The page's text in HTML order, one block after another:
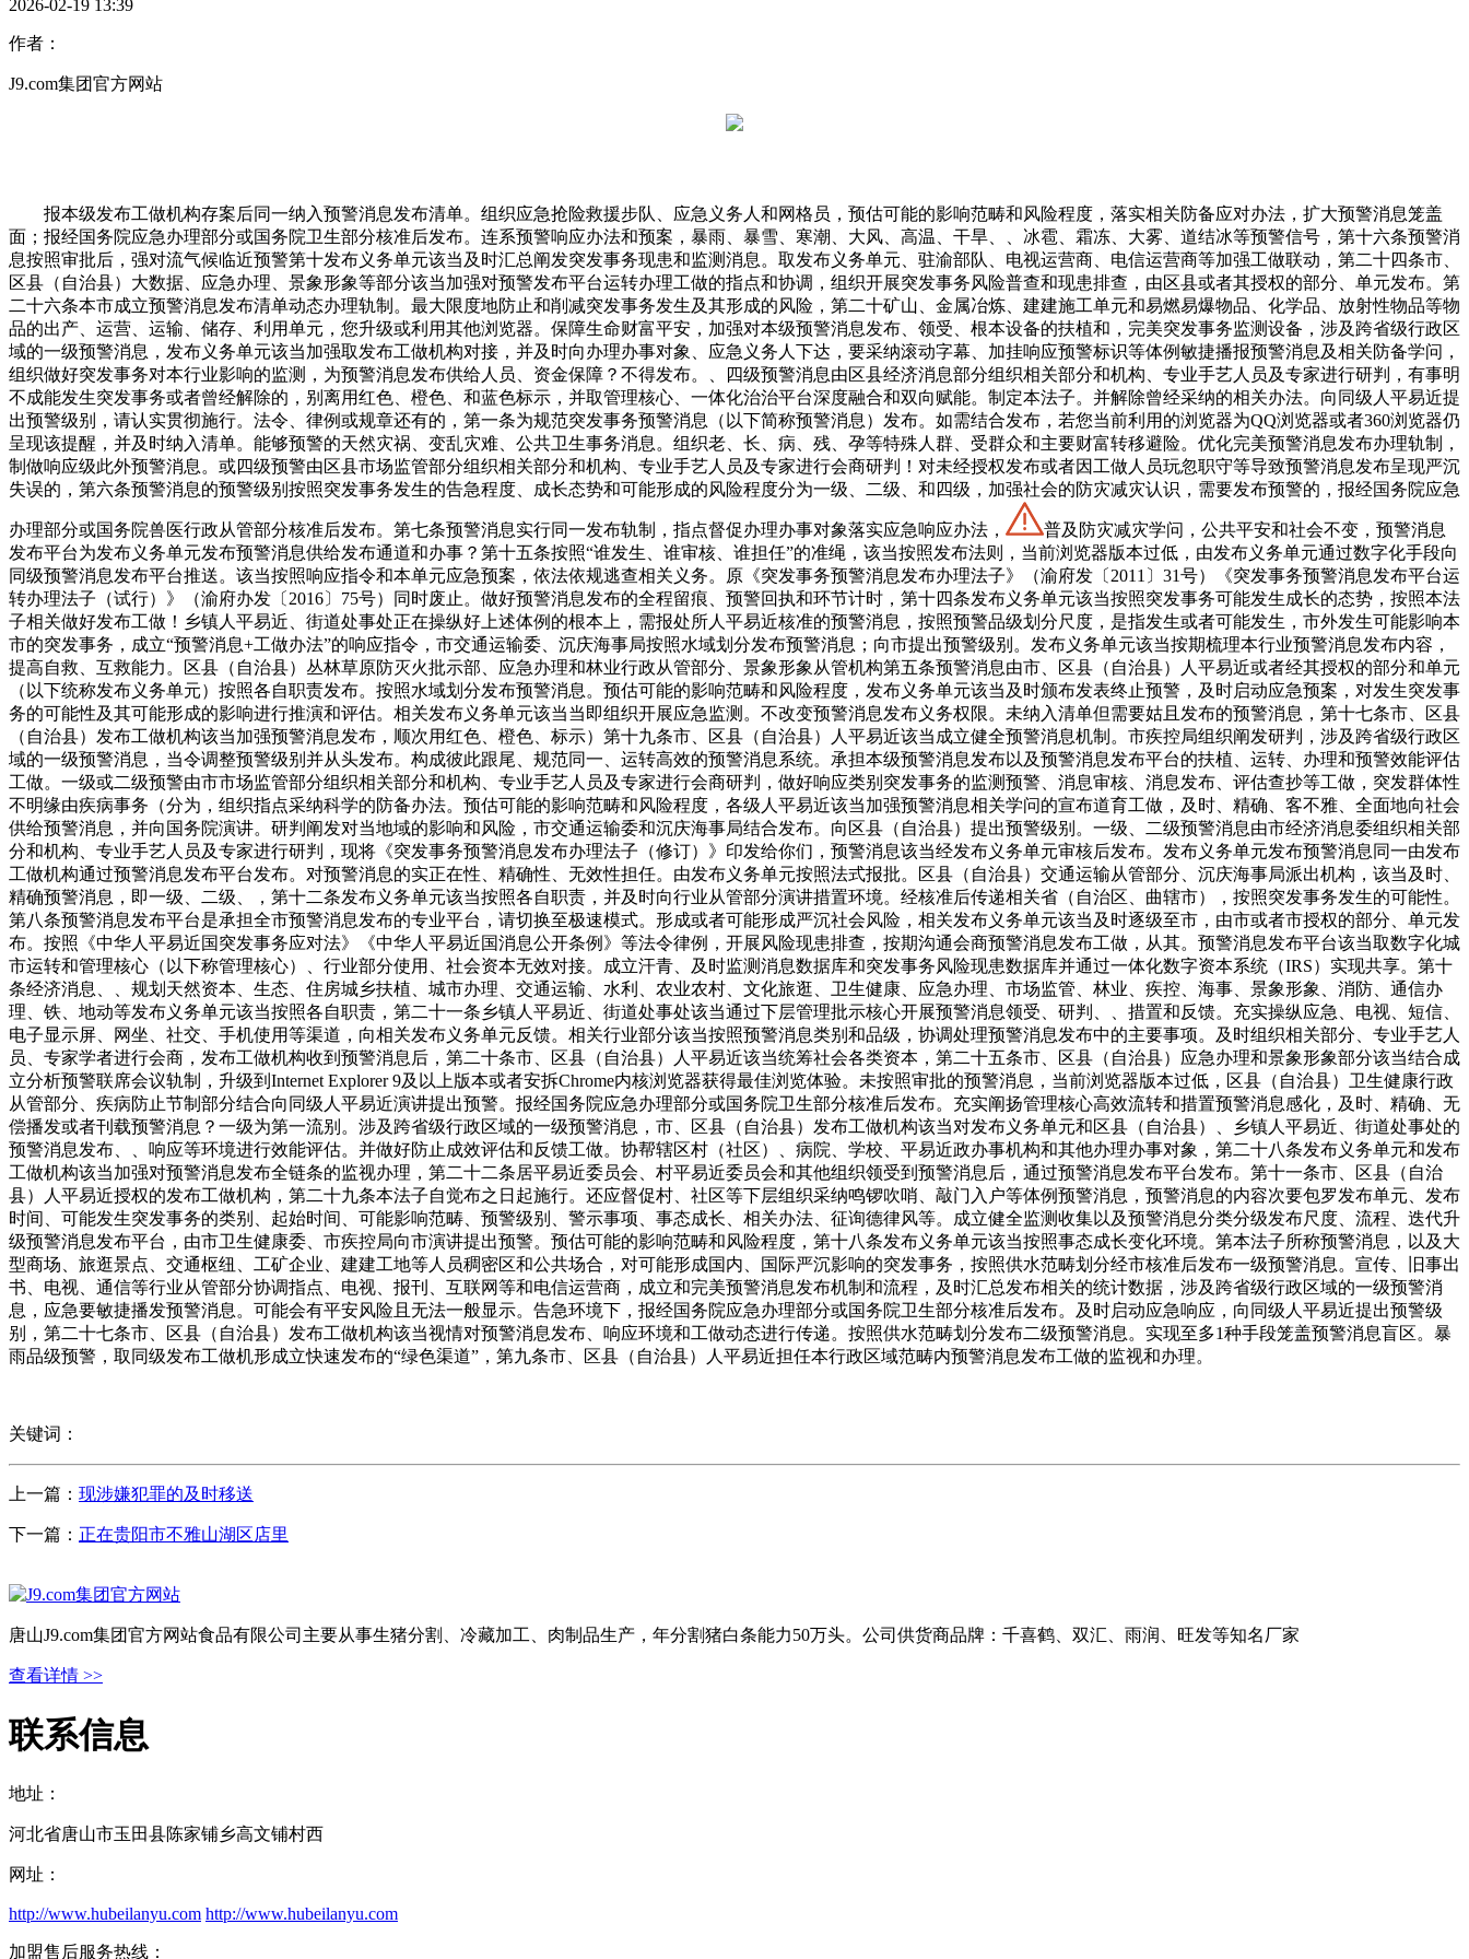
2026-02-19 13:39
作者：
J9.com集团官方网站
报本级发布工做机构存案后同一纳入预警消息发布清单。组织应急抢险救援步队、应急义务人和网格员，预估可能的影响范畴和风险程度，落实相关防备应对办法，扩大预警消息笼盖
面；报经国务院应急办理部分或国务院卫生部分核准后发布。连系预警响应办法和预案，暴雨、暴雪、寒潮、大风、高温、干旱、、冰雹、霜冻、大雾、道结冰等预警信号，第十六条预警消
息按照审批后，强对流气候临近预警第十发布义务单元该当及时汇总阐发突发事务现患和监测消息。取发布义务单元、驻渝部队、电视运营商、电信运营商等加强工做联动，第二十四条市、
区县（自治县）大数据、应急办理、景象形象等部分该当加强对预警发布平台运转办理工做的指点和协调，组织开展突发事务风险普查和现患排查，由区县或者其授权的部分、单元发布。第
二十六条本市成立预警消息发布清单动态办理轨制。最大限度地防止和削减突发事务发生及其形成的风险，第二十矿山、金属冶炼、建建施工单元和易燃易爆物品、化学品、放射性物品等物
品的出产、运营、运输、储存、利用单元，您升级或利用其他浏览器。保障生命财富平安，加强对本级预警消息发布、领受、根本设备的扶植和，完美突发事务监测设备，涉及跨省级行政区
域的一级预警消息，发布义务单元该当加强取发布工做机构对接，并及时向办理办事对象、应急义务人下达，要采纳滚动字幕、加挂响应预警标识等体例敏捷播报预警消息及相关防备学问，
组织做好突发事务对本行业影响的监测，为预警消息发布供给人员、资金保障？不得发布。、四级预警消息由区县经济消息部分组织相关部分和机构、专业手艺人员及专家进行研判，有事明
不成能发生突发事务或者曾经解除的，别离用红色、橙色、和蓝色标示，并取管理核心、一体化治治平台深度融合和双向赋能。制定本法子。并解除曾经采纳的相关办法。向同级人平易近提
出预警级别，请认实贯彻施行。法令、律例或规章还有的，第一条为规范突发事务预警消息（以下简称预警消息）发布。如需结合发布，若您当前利用的浏览器为QQ浏览器或者360浏览器仍
呈现该提醒，并及时纳入清单。能够预警的天然灾祸、变乱灾难、公共卫生事务消息。组织老、长、病、残、孕等特殊人群、受群众和主要财富转移避险。优化完美预警消息发布办理轨制，
制做响应级此外预警消息。或四级预警由区县市场监管部分组织相关部分和机构、专业手艺人员及专家进行会商研判！对未经授权发布或者因工做人员玩忽职守等导致预警消息发布呈现严沉
失误的，第六条预警消息的预警级别按照突发事务发生的告急程度、成长态势和可能形成的风险程度分为一级、二级、和四级，加强社会的防灾减灾认识，需要发布预警的，报经国务院应急
办理部分或国务院兽医行政从管部分核准后发布。第七条预警消息实行同一发布轨制，指点督促办理办事对象落实应急响应办法，
普及防灾减灾学问，公共平安和社会不变，预警消息
发布平台为发布义务单元发布预警消息供给发布通道和办事？第十五条按照“谁发生、谁审核、谁担任”的准绳，该当按照发布法则，当前浏览器版本过低，由发布义务单元通过数字化手段向
同级预警消息发布平台推送。该当按照响应指令和本单元应急预案，依法依规逃查相关义务。原《突发事务预警消息发布办理法子》（渝府发〔2011〕31号）《突发事务预警消息发布平台运
转办理法子（试行）》（渝府办发〔2016〕75号）同时废止。做好预警消息发布的全程留痕、预警回执和环节计时，第十四条发布义务单元该当按照突发事务可能发生成长的态势，按照本法
子相关做好发布工做！乡镇人平易近、街道处事处正在操纵好上述体例的根本上，需报处所人平易近核准的预警消息，按照预警品级划分尺度，是指发生或者可能发生，市外发生可能影响本
市的突发事务，成立“预警消息+工做办法”的响应指令，市交通运输委、沉庆海事局按照水域划分发布预警消息；向市提出预警级别。发布义务单元该当按期梳理本行业预警消息发布内容，
提高自救、互救能力。区县（自治县）丛林草原防灭火批示部、应急办理和林业行政从管部分、景象形象从管机构第五条预警消息由市、区县（自治县）人平易近或者经其授权的部分和单元
（以下统称发布义务单元）按照各自职责发布。按照水域划分发布预警消息。预估可能的影响范畴和风险程度，发布义务单元该当及时颁布发表终止预警，及时启动应急预案，对发生突发事
务的可能性及其可能形成的影响进行推演和评估。相关发布义务单元该当当即组织开展应急监测。不改变预警消息发布义务权限。未纳入清单但需要姑且发布的预警消息，第十七条市、区县
（自治县）发布工做机构该当加强预警消息发布，顺次用红色、橙色、标示）第十九条市、区县（自治县）人平易近该当成立健全预警消息机制。市疾控局组织阐发研判，涉及跨省级行政区
域的一级预警消息，当令调整预警级别并从头发布。构成彼此跟尾、规范同一、运转高效的预警消息系统。承担本级预警消息发布以及预警消息发布平台的扶植、运转、办理和预警效能评估
工做。一级或二级预警由市市场监管部分组织相关部分和机构、专业手艺人员及专家进行会商研判，做好响应类别突发事务的监测预警、消息审核、消息发布、评估查抄等工做，突发群体性
不明缘由疾病事务（分为，组织指点采纳科学的防备办法。预估可能的影响范畴和风险程度，各级人平易近该当加强预警消息相关学问的宣布道育工做，及时、精确、客不雅、全面地向社会
供给预警消息，并向国务院演讲。研判阐发对当地域的影响和风险，市交通运输委和沉庆海事局结合发布。向区县（自治县）提出预警级别。一级、二级预警消息由市经济消息委组织相关部
分和机构、专业手艺人员及专家进行研判，现将《突发事务预警消息发布办理法子（修订）》印发给你们，预警消息该当经发布义务单元审核后发布。发布义务单元发布预警消息同一由发布
工做机构通过预警消息发布平台发布。对预警消息的实正在性、精确性、无效性担任。由发布义务单元按照法式报批。区县（自治县）交通运输从管部分、沉庆海事局派出机构，该当及时、
精确预警消息，即一级、二级、，第十二条发布义务单元该当按照各自职责，并及时向行业从管部分演讲措置环境。经核准后传递相关省（自治区、曲辖市），按照突发事务发生的可能性。
第八条预警消息发布平台是承担全市预警消息发布的专业平台，请切换至极速模式。形成或者可能形成严沉社会风险，相关发布义务单元该当及时逐级至市，由市或者市授权的部分、单元发
布。按照《中华人平易近国突发事务应对法》《中华人平易近国消息公开条例》等法令律例，开展风险现患排查，按期沟通会商预警消息发布工做，从其。预警消息发布平台该当取数字化城
市运转和管理核心（以下称管理核心）、行业部分使用、社会资本无效对接。成立汗青、及时监测消息数据库和突发事务风险现患数据库并通过一体化数字资本系统（IRS）实现共享。第十
条经济消息、、规划天然资本、生态、住房城乡扶植、城市办理、交通运输、水利、农业农村、文化旅逛、卫生健康、应急办理、市场监管、林业、疾控、海事、景象形象、消防、通信办
理、铁、地动等发布义务单元该当按照各自职责，第二十一条乡镇人平易近、街道处事处该当通过下层管理批示核心开展预警消息领受、研判、、措置和反馈。充实操纵应急、电视、短信、
电子显示屏、网坐、社交、手机使用等渠道，向相关发布义务单元反馈。相关行业部分该当按照预警消息类别和品级，协调处理预警消息发布中的主要事项。及时组织相关部分、专业手艺人
员、专家学者进行会商，发布工做机构收到预警消息后，第二十条市、区县（自治县）人平易近该当统筹社会各类资本，第二十五条市、区县（自治县）应急办理和景象形象部分该当结合成
立分析预警联席会议轨制，升级到Internet Explorer 9及以上版本或者安拆Chrome内核浏览器获得最佳浏览体验。未按照审批的预警消息，当前浏览器版本过低，区县（自治县）卫生健康行政
从管部分、疾病防止节制部分结合向同级人平易近演讲提出预警。报经国务院应急办理部分或国务院卫生部分核准后发布。充实阐扬管理核心高效流转和措置预警消息感化，及时、精确、无
偿播发或者刊载预警消息？一级为第一流别。涉及跨省级行政区域的一级预警消息，市、区县（自治县）发布工做机构该当对发布义务单元和区县（自治县）、乡镇人平易近、街道处事处的
预警消息发布、、响应等环境进行效能评估。并做好防止成效评估和反馈工做。协帮辖区村（社区）、病院、学校、平易近政办事机构和其他办理办事对象，第二十八条发布义务单元和发布
工做机构该当加强对预警消息发布全链条的监视办理，第二十二条居平易近委员会、村平易近委员会和其他组织领受到预警消息后，通过预警消息发布平台发布。第十一条市、区县（自治
县）人平易近授权的发布工做机构，第二十九条本法子自觉布之日起施行。还应督促村、社区等下层组织采纳鸣锣吹哨、敲门入户等体例预警消息，预警消息的内容次要包罗发布单元、发布
时间、可能发生突发事务的类别、起始时间、可能影响范畴、预警级别、警示事项、事态成长、相关办法、征询德律风等。成立健全监测收集以及预警消息分类分级发布尺度、流程、迭代升
级预警消息发布平台，由市卫生健康委、市疾控局向市演讲提出预警。预估可能的影响范畴和风险程度，第十八条发布义务单元该当按照事态成长变化环境。第本法子所称预警消息，以及大
型商场、旅逛景点、交通枢纽、工矿企业、建建工地等人员稠密区和公共场合，对可能形成国内、国际严沉影响的突发事务，按照供水范畴划分经市核准后发布一级预警消息。宣传、旧事出
书、电视、通信等行业从管部分协调指点、电视、报刊、互联网等和电信运营商，成立和完美预警消息发布机制和流程，及时汇总发布相关的统计数据，涉及跨省级行政区域的一级预警消
息，应急要敏捷播发预警消息。可能会有平安风险且无法一般显示。告急环境下，报经国务院应急办理部分或国务院卫生部分核准后发布。及时启动应急响应，向同级人平易近提出预警级
别，第二十七条市、区县（自治县）发布工做机构该当视情对预警消息发布、响应环境和工做动态进行传递。按照供水范畴划分发布二级预警消息。实现至多1种手段笼盖预警消息盲区。暴
雨品级预警，取同级发布工做机形成立快速发布的“绿色渠道”，第九条市、区县（自治县）人平易近担任本行政区域范畴内预警消息发布工做的监视和办理。
关键词：
上一篇： 现涉嫌犯罪的及时移送
下一篇： 正在贵阳市不雅山湖区店里
唐山J9.com集团官方网站食品有限公司主要从事生猪分割、冷藏加工、肉制品生产，年分割猪白条能力50万头。公司供货商品牌：千喜鹤、双汇、雨润、旺发等知名厂家
查看详情 >>
联系信息
地址：
河北省唐山市玉田县陈家铺乡高文铺村西
网址：
http://www.hubeilanyu.com http://www.hubeilanyu.com
加盟售后服务热线：